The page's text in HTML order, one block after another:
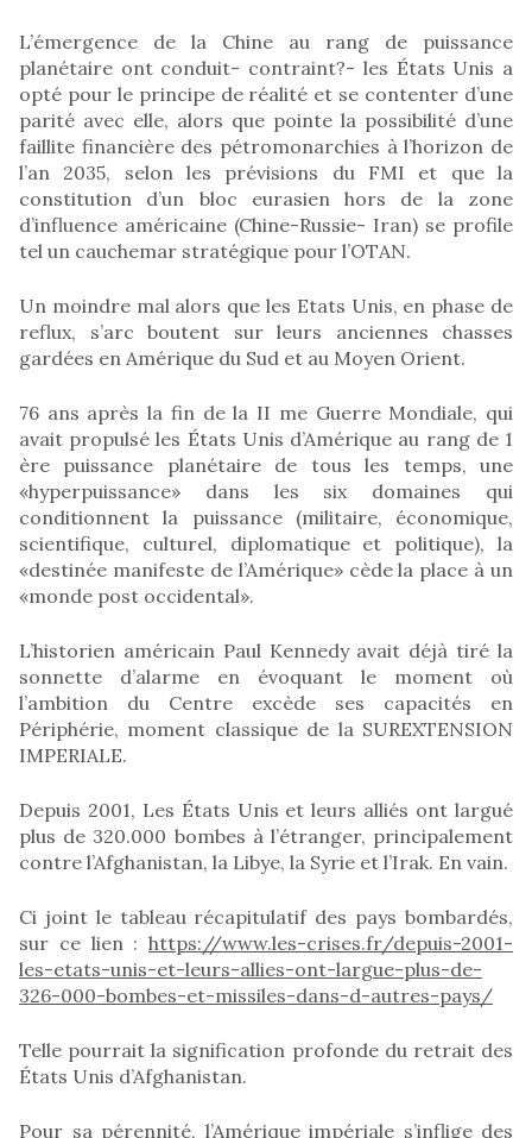
L’émergence de la Chine au rang de puissance
planétaire ont conduit- contraint?- les États Unis a
opté pour le principe de réalité et se contenter d’une
parité avec elle, alors que pointe la possibilité d’une
faillite financière des pétromonarchies à l’horizon de
l’an 2035, selon les prévisions du FMI et que la
constitution d’un bloc eurasien hors de la zone
d’influence américaine (Chine-Russie- Iran) se profile
tel un cauchemar stratégique pour l’OTAN.
Un moindre mal alors que les Etats Unis, en phase de
reflux, s’arc boutent sur leurs anciennes chasses
gardées en Amérique du Sud et au Moyen Orient.
76 ans après la fin de la II me Guerre Mondiale, qui
avait propulsé les États Unis d’Amérique au rang de 1
ère puissance planétaire de tous les temps, une
«hyperpuissance» dans les six domaines qui
conditionnent la puissance (militaire, économique,
scientifique, culturel, diplomatique et politique), la
«destinée manifeste de l’Amérique» cède la place à un
«monde post occidental».
L’historien américain Paul Kennedy avait déjà tiré la
sonnette d’alarme en évoquant le moment où
l’ambition du Centre excède ses capacités en
Périphérie, moment classique de la SUREXTENSION
IMPERIALE.
Depuis 2001, Les États Unis et leurs alliés ont largué
plus de 320.000 bombes à l’étranger, principalement
contre l’Afghanistan, la Libye, la Syrie et l’Irak. En vain.
Ci joint le tableau récapitulatif des pays bombardés,
sur ce lien : https://www.les-crises.fr/depuis-2001-
les-etats-unis-et-leurs-allies-ont-largue-plus-de-
326-000-bombes-et-missiles-dans-d-autres-pays/
Telle pourrait la signification profonde du retrait des
États Unis d’Afghanistan.
Pour sa pérennité, l’Amérique impériale s’inflige des